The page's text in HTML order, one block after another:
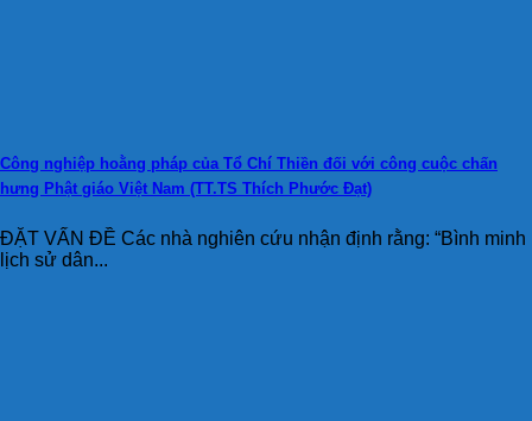
Công nghiệp hoằng pháp của Tổ Chí Thiền đối với công cuộc chấn
hưng Phật giáo Việt Nam (TT.TS Thích Phước Đạt)
ĐẶT VẤN ĐỀ Các nhà nghiên cứu nhận định rằng: “Bình minh
lịch sử dân...